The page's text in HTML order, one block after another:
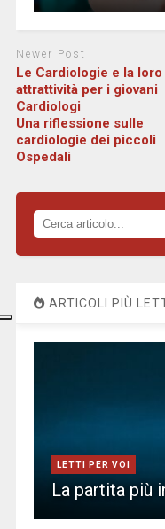
Newer Post
Le Cardiologie e la loro
attrattività per i giovani
Cardiologi
Una riflessione sulle
cardiologie dei piccoli
Ospedali
ARTICOLI PIÙ
LETTI PER VOI
La partita più